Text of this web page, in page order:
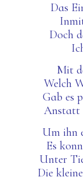
Das
Doch
Mit
Welch
Gab es
Anstatt
Um ihn
Es
Unter
Die